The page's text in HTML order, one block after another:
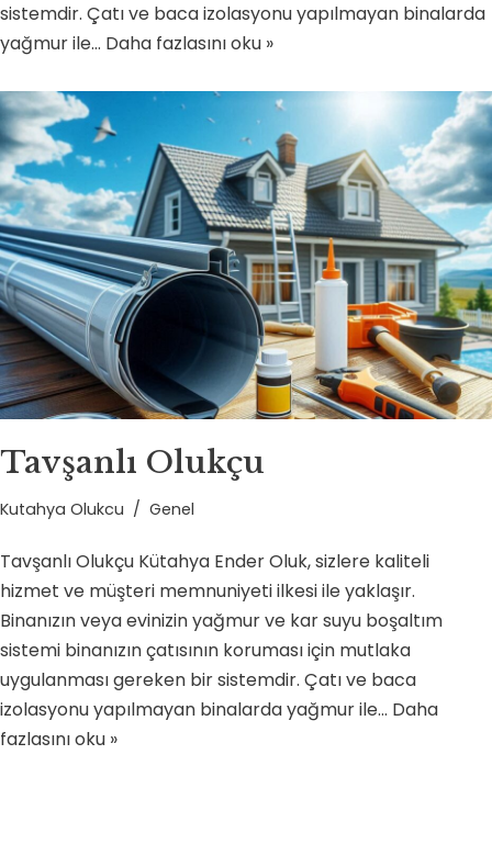
sistemdir. Çatı ve baca izolasyonu yapılmayan binalarda
yağmur ile… Daha fazlasını oku »
Tavşanlı Olukçu
Kutahya Olukcu Genel
Tavşanlı Olukçu Kütahya Ender Oluk, sizlere kaliteli
hizmet ve müşteri memnuniyeti ilkesi ile yaklaşır.
Binanızın veya evinizin yağmur ve kar suyu boşaltım
sistemi binanızın çatısının koruması için mutlaka
uygulanması gereken bir sistemdir. Çatı ve baca
izolasyonu yapılmayan binalarda yağmur ile… Daha
fazlasını oku »